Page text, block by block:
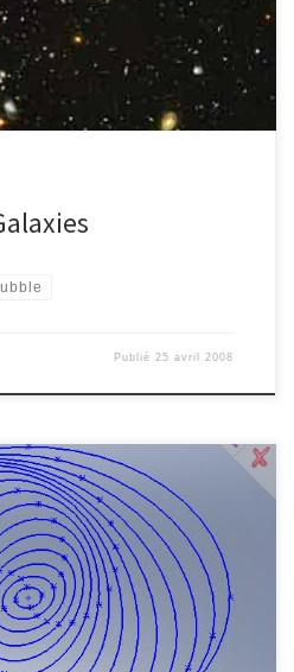
et l’évolution de ces
Publié 25 avril 2008
du génial Hyperion 3D, je me suis
Spirale. Il faut dire que la formation
n’a été comprise que récemment
». Bien que je l’aie un
voir pour […]